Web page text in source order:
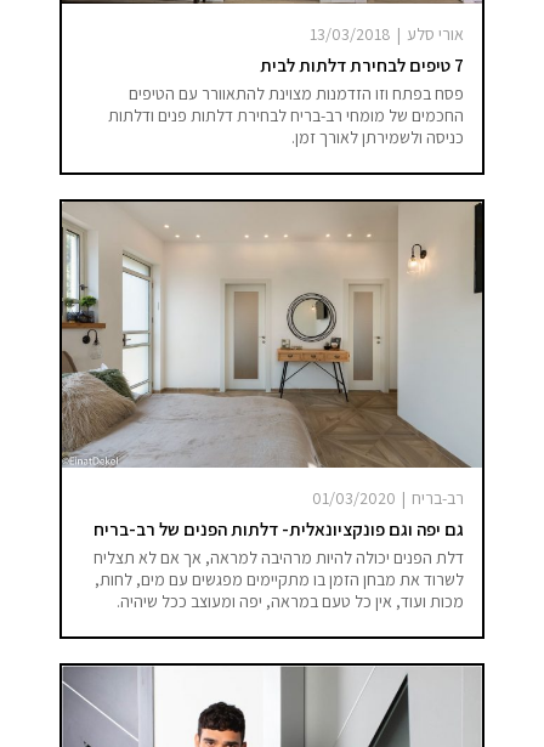
אורי סלע |
13/03/2018
7 טיפים לבחירת דלתות לבית
פסח בפתח וזו הזדמנות מצוינת להתאוורר עם הטיפים
החכמים של מומחי רב-בריח לבחירת דלתות פנים ודלתות
כניסה ולשמירתן לאורך זמן.
רב-בריח |
01/03/2020
גם יפה וגם פונקציונאלית- דלתות הפנים של רב-בריח
דלת הפנים יכולה להיות מרהיבה למראה, אך אם לא תצליח
לשרוד את מבחן הזמן בו מתקיימים מפגשים עם מים, לחות,
מכות ועוד, אין כל טעם במראה, יפה ומעוצב ככל שיהיה.